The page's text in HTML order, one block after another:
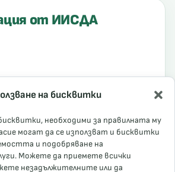
на бисквитки
необходими за правилната му
могат да се използват и бисквитки
и подобряване на
Можете да приемете всички
незадължителните или да
от ИИСДА